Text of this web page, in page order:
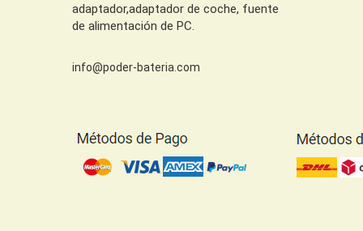
adaptador,adaptador de coche, fuente
de alimentación de PC.
info@poder-bateria.com